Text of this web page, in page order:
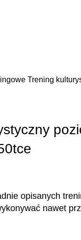
Trening
opisanych
nawet